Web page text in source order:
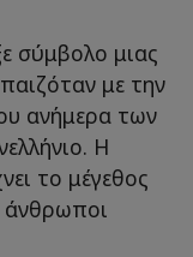
σύμβολο μιας
με την
ανήμερα των
Η
το μέγεθος
άνθρωποι